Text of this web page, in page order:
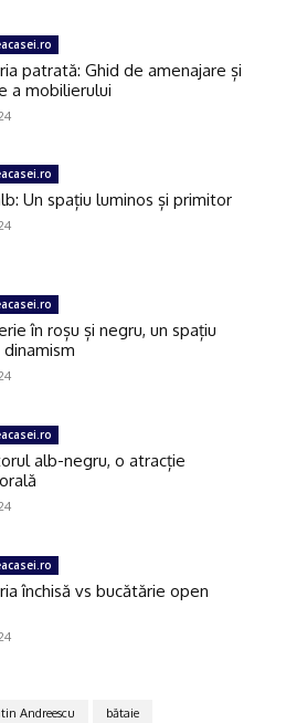
imagine
patrată: Ghid de amenajare și
a mobilierului
Un spațiu luminos și primitor
în roșu și negru, un spațiu
alb-negru, o atracție
închisă vs bucătărie open
Andreescu
bătaie